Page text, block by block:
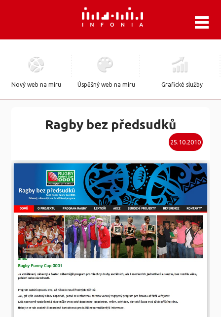
Ragby bez předsudků
25.10.2010
Nový web na míru Úspěšný web na míru Grafické služby